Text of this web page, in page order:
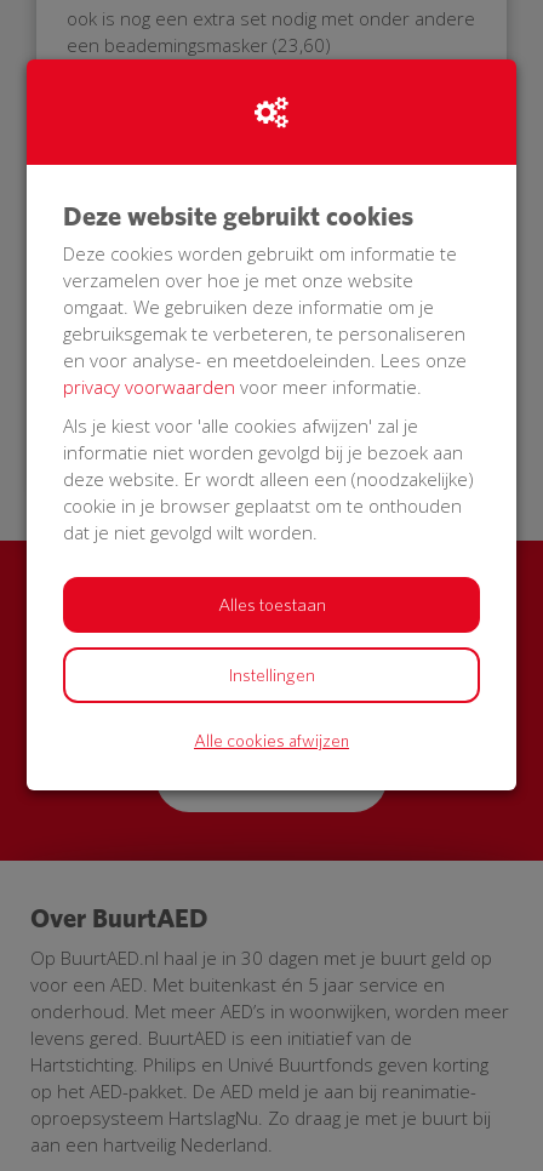
ook is nog een extra set nodig met onder andere
een beademingsmasker (23,60)
Ik heb nog van een paar mensen een donatie in
hiervoor zijn dus nog welkom, neem dan even
contact met mij op.
Er wordt nog gewerkt aan de organisatie van een
reanimatie en AED-cursus zodat wel meer
burgerhulpverleners krijgen in onze buurt.
07 Nov 2018 10:03 uur
Ook een BuurtAED in jouw
straat?
Zamel met je buren geld in voor een AED + buitenkast
Over BuurtAED
Op BuurtAED.nl haal je in 30 dagen met je buurt geld op
voor een AED. Met buitenkast én 5 jaar service en
onderhoud. Met meer AED’s in woonwijken, worden meer
levens gered. BuurtAED is een initiatief van de
Hartstichting. Philips en Univé Buurtfonds geven korting
op het AED-pakket. De AED meld je aan bij reanimatie-
oproepsysteem HartslagNu. Zo draag je met je buurt bij
aan een hartveilig Nederland.
Deze website gebruikt cookies
Deze cookies worden gebruikt om informatie te
verzamelen over hoe je met onze website
omgaat. We gebruiken deze informatie om je
gebruiksgemak te verbeteren, te personaliseren
en voor analyse- en meetdoeleinden. Lees onze
privacy voorwaarden voor meer informatie.
Als je kiest voor 'alle cookies afwijzen' zal je
informatie niet worden gevolgd bij je bezoek aan
deze website. Er wordt alleen een (noodzakelijke)
cookie in je browser geplaatst om te onthouden
dat je niet gevolgd wilt worden.
Alles toestaan
Instellingen
Alle cookies afwijzen